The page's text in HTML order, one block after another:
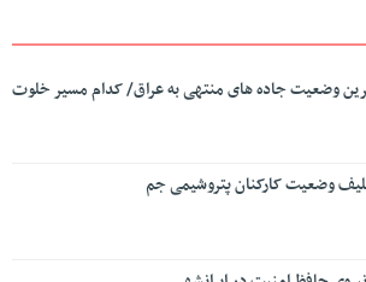
وضعیت جاده های منتهی به عراق/ کدام مسیر خلوت
وضعیت کارکنان پتروشیمی جم